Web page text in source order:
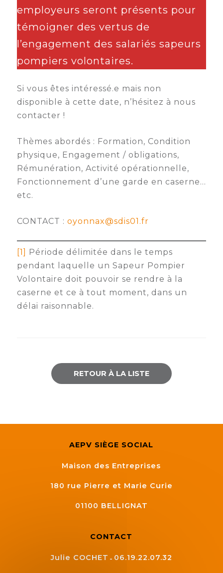
employeurs seront présents pour
témoigner des vertus de
l’engagement des salariés sapeurs
pompiers volontaires.
Si vous êtes intéressé.e mais non
disponible à cette date, n’hésitez à nous
contacter !
Thèmes abordés : Formation, Condition
physique, Engagement / obligations,
Rémunération, Activité opérationnelle,
Fonctionnement d’une garde en caserne…
etc.
CONTACT : oyonnax@sdis01.fr
[1]
Période délimitée dans le temps
pendant laquelle un Sapeur Pompier
Volontaire doit pouvoir se rendre à la
caserne et ce à tout moment, dans un
délai raisonnable.
RETOUR À LA LISTE
AEPV SIÈGE SOCIAL
Maison des Entreprises
180 rue Pierre et Marie Curie
01100 BELLIGNAT
CONTACT
Julie COCHET 06.19.22.07.32